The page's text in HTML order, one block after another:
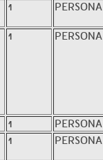
1 PERSONA
1 PERSONA
1 PERSONA
1 PERSONA